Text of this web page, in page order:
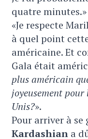
quatre minutes.»
«Je respecte
à quel point
américaine. Et
Gala était
plus américain
joyeusement
Unis?».
Pour arriver à se
Kardashian a